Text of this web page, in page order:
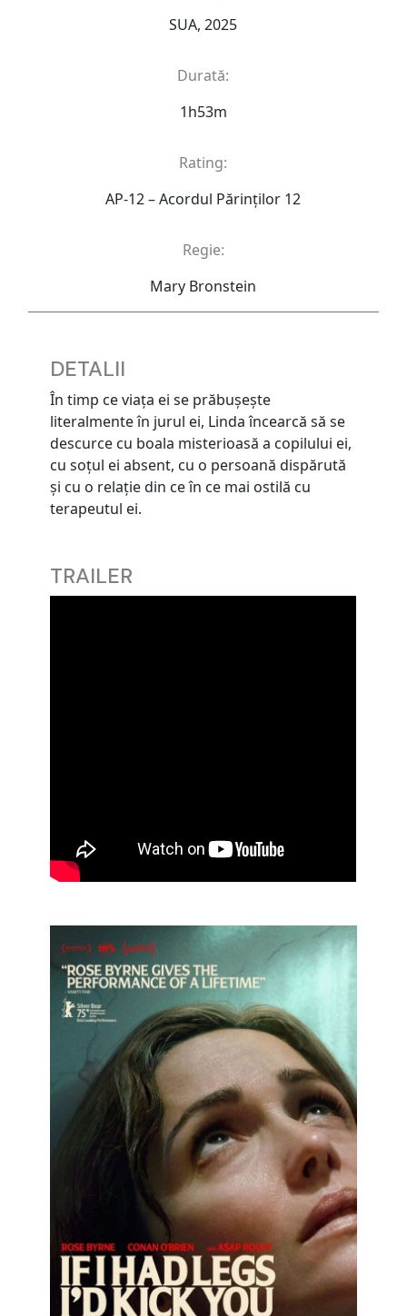
SUA, 2025
Durată:
1h53m
Rating:
AP-12 – Acordul Părinţilor 12
Regie:
Mary Bronstein
DETALII
În timp ce viața ei se prăbușește
literalmente în jurul ei, Linda încearcă să se
descurce cu boala misterioasă a copilului ei,
cu soțul ei absent, cu o persoană dispărută
și cu o relație din ce în ce mai ostilă cu
terapeutul ei.
TRAILER